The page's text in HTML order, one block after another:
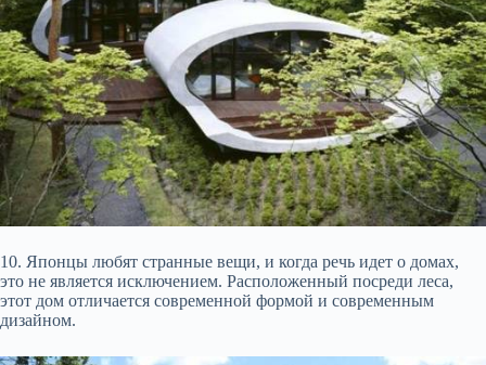
10. Японцы любят странные вещи, и когда речь идет о домах,
это не является исключением. Расположенный посреди леса,
этот дом отличается современной формой и современным
дизайном.